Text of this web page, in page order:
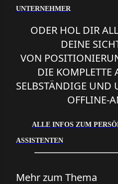
UNTERNEHMER
ODER HOL DIR
DEINE
VON
DIE KOMPLETTE
SELBSTÄNDIGE UND
OFFLINE-
ALLE INFOS ZUM
ASSISTENTEN
Mehr zum Thema